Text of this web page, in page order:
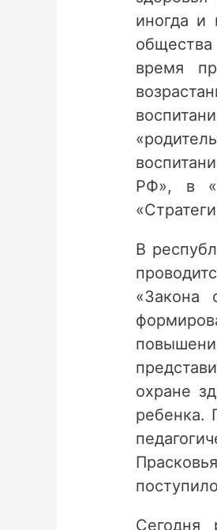
иногда и
время
РФ», в
В
«Закона
охране
ребенка.
Сегодня